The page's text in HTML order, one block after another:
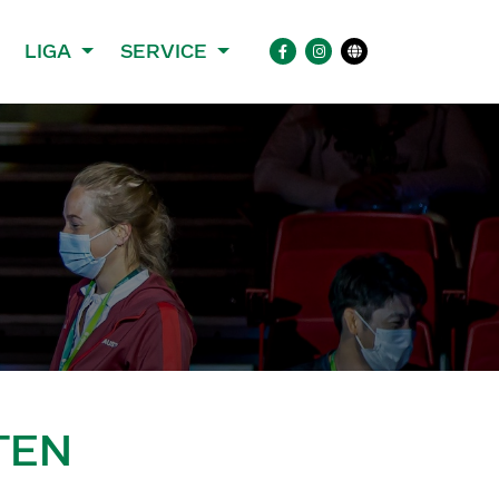
LIGA SERVICE